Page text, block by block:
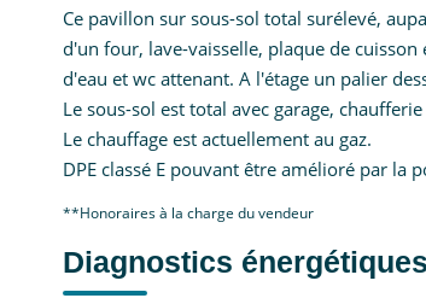
Ce pavillon sur sous-sol total surélevé,
d'un four, lave-vaisselle, plaque de
d'eau et wc attenant. A l'étage un palier
Le sous-sol est total avec garage,
Le chauffage est actuellement au gaz.
DPE classé E pouvant être amélioré par la
**Honoraires à la charge du vendeur
Diagnostics énergétiques